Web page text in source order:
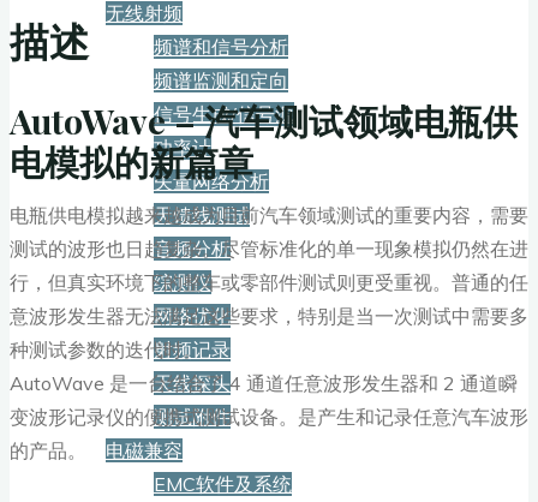
无线射频
频谱和信号分析
频谱监测和定向
信号生成/信号源
功率计
矢量网络分析
天馈线测试
音频分析
综测仪
网络优化
射频记录
天线探头
测试附件
电磁兼容
EMC软件及系统
描述
AutoWave – 汽车测试领域电瓶供
电模拟的新篇章
电瓶供电模拟越来越成为目前汽车领域测试的重要内容，需要
测试的波形也日趋复杂。尽管标准化的单一现象模拟仍然在进
行，但真实环境下的整车或零部件测试则更受重视。普通的任
意波形发生器无法满足这些要求，特别是当一次测试中需要多
种测试参数的迭代时。
AutoWave 是一台结合了 4 通道任意波形发生器和 2 通道瞬
变波形记录仪的便携式测试设备。是产生和记录任意汽车波形
的产品。